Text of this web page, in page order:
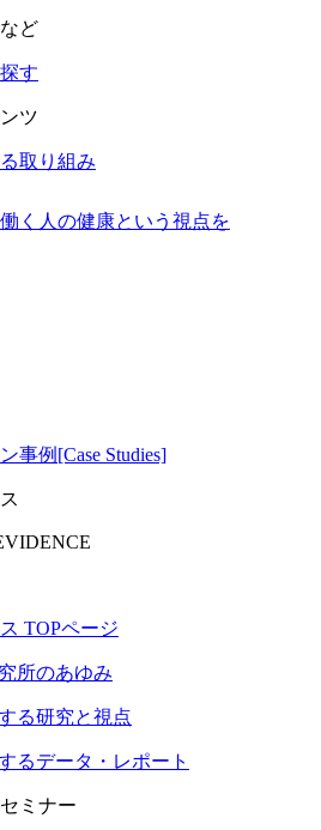
ど
す
ツ
取り組み
く人の健康という視点を
事例[Case Studies]
TOPページ
所のあゆみ
る研究と視点
るデータ・レポート
ミナー